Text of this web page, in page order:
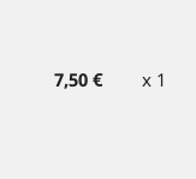
7,50 € x 1